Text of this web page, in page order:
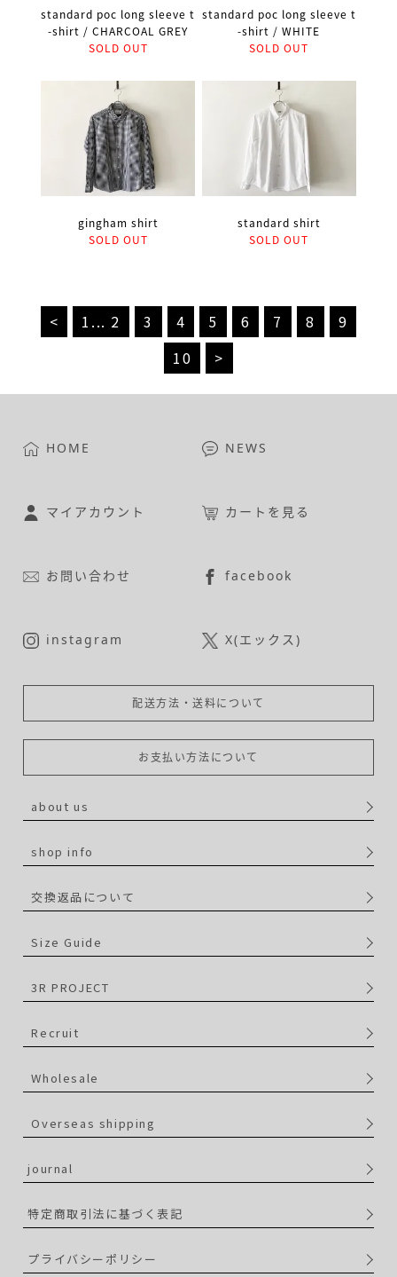
standard poc long sleeve t
-shirt / CHARCOAL GREY
SOLD OUT
standard poc long sleeve t
-shirt / WHITE
SOLD OUT
gingham shirt
SOLD OUT
standard shirt
SOLD OUT
< 1 ... 2 3 4 5 6 7 8
9
10
>
HOME NEWS
マイアカウント カートを見る
お問い合わせ facebook
instagram X(エックス)
配送方法・送料について
お支払い方法について
about us
shop info
交換返品について
Size Guide
3R PROJECT
Recruit
Wholesale
Overseas shipping
journal
特定商取引法に基づく表記
プライバシーポリシー